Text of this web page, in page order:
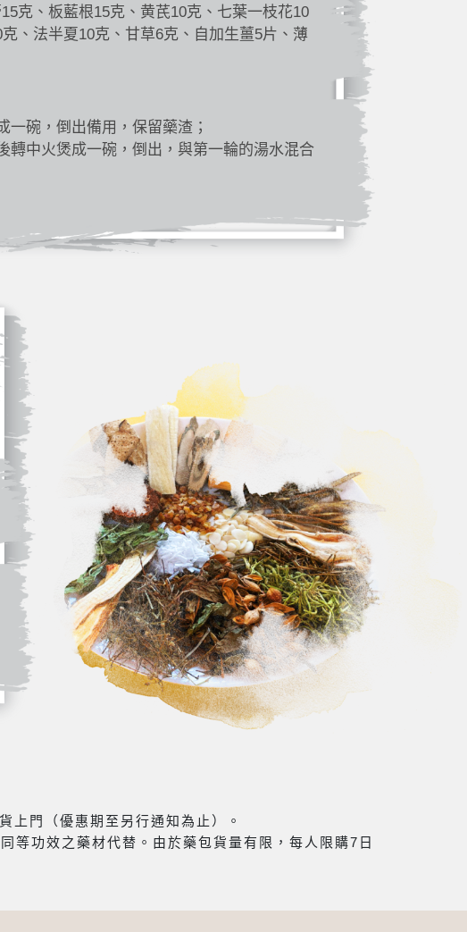
克、板藍根15克、黄芪10克、七葉一枝花10
、法半夏10克、甘草6克、自加生薑5片、薄
一碗，倒出備用，保留藥渣；
轉中火煲成一碗，倒出，與第一輪的湯水混合
上門（優惠期至另行通知為止）。
等功效之藥材代替。由於藥包貨量有限，每人限購7日